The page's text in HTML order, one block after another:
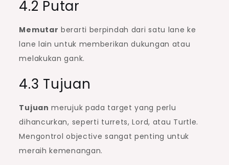
4.2 Putar
Memutar berarti berpindah dari satu lane ke
lane lain untuk memberikan dukungan atau
melakukan gank.
4.3 Tujuan
Tujuan merujuk pada target yang perlu
dihancurkan, seperti turrets, Lord, atau Turtle.
Mengontrol objective sangat penting untuk
meraih kemenangan.